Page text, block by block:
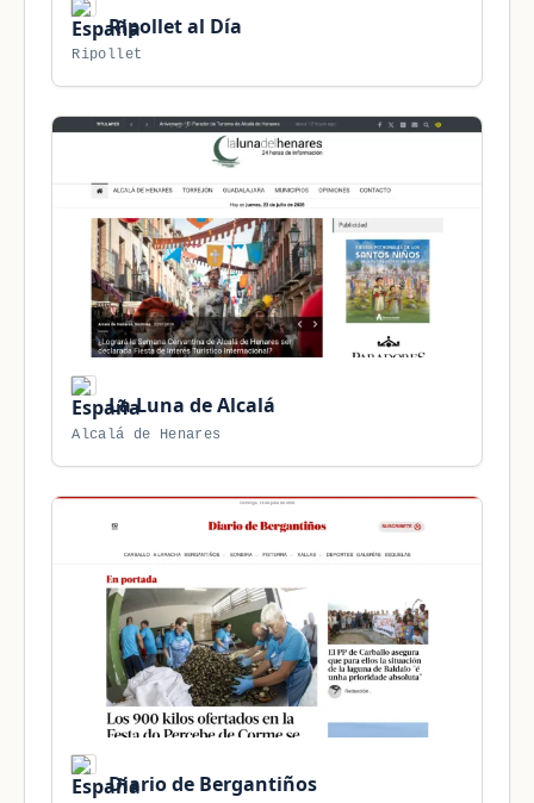
Ripollet al Día
Ripollet
La Luna de Alcalá
Alcalá de Henares
Diario de Bergantiños